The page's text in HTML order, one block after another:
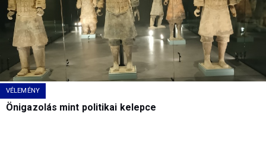
VÉLEMÉNY
Önigazolás mint politikai kelepce